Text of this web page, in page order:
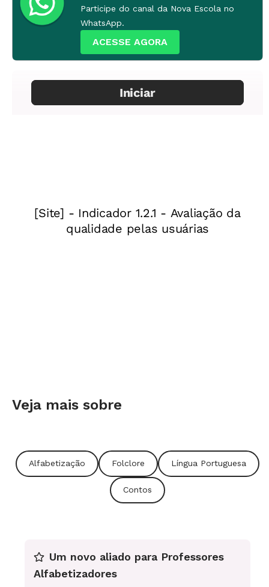
Participe do canal da Nova Escola no
WhatsApp.
ACESSE AGORA
Veja mais sobre
Alfabetização Folclore Língua Portuguesa
Contos
Um novo aliado para Professores
Alfabetizadores